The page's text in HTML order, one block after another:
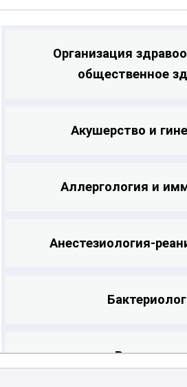
Благодарим за
Организация
общественное
Акушерство и
Аллергология и
Анестезиология-